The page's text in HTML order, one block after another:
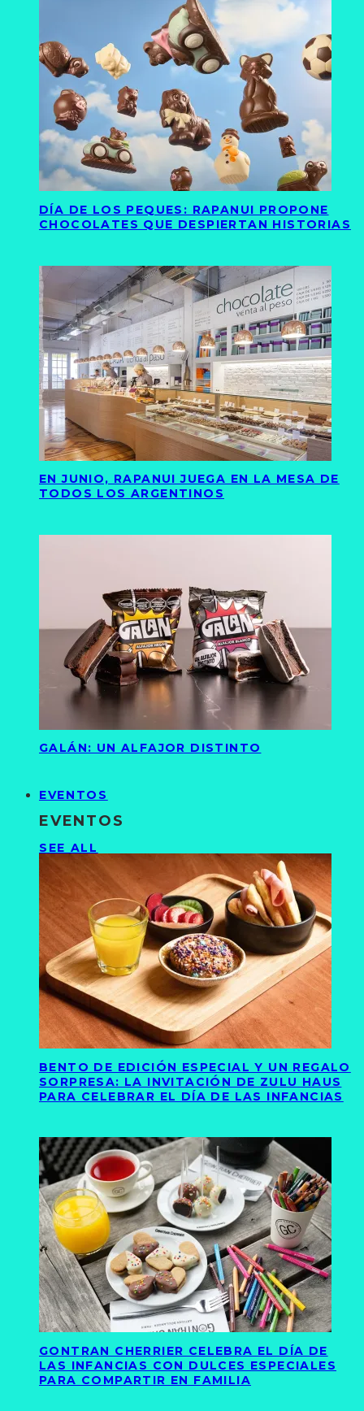
DÍA DE LOS PEQUES: RAPANUI PROPONE
CHOCOLATES QUE DESPIERTAN HISTORIAS
EN JUNIO, RAPANUI JUEGA EN LA MESA DE
TODOS LOS ARGENTINOS
GALÁN: UN ALFAJOR DISTINTO
EVENTOS
EVENTOS
SEE ALL
BENTO DE EDICIÓN ESPECIAL Y UN REGALO
SORPRESA: LA INVITACIÓN DE ZULU HAUS
PARA CELEBRAR EL DÍA DE LAS INFANCIAS
GONTRAN CHERRIER CELEBRA EL DÍA DE
LAS INFANCIAS CON DULCES ESPECIALES
PARA COMPARTIR EN FAMILIA